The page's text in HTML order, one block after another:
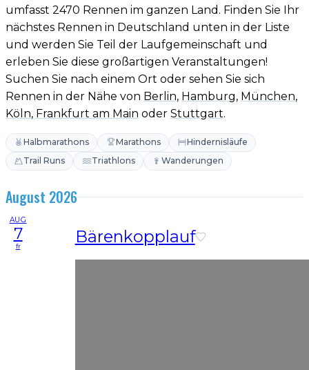
umfasst 2470 Rennen im ganzen Land. Finden Sie Ihr
nächstes Rennen in Deutschland unten in der Liste
und werden Sie Teil der Laufgemeinschaft und
erleben Sie diese großartigen Veranstaltungen!
Suchen Sie nach einem Ort oder sehen Sie sich
Rennen in der Nähe von Berlin, Hamburg, München,
Köln, Frankfurt am Main oder Stuttgart.
Halbmarathons Marathons
Hindernisläufe
Trail Runs
Triathlons Wanderungen
August 2026
AUG
7
fr Bärenkopplauf